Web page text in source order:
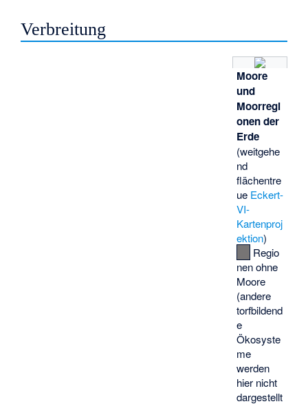
Verbreitung
Moore
und
Moorregi
onen der
Erde
(weitgehe
nd
flächentre
ue Eckert-
VI-
Kartenproj
ektion)
Regio
nen ohne
Moore
(andere
torfbildend
e
Ökosyste
me
werden
hier nicht
dargestellt